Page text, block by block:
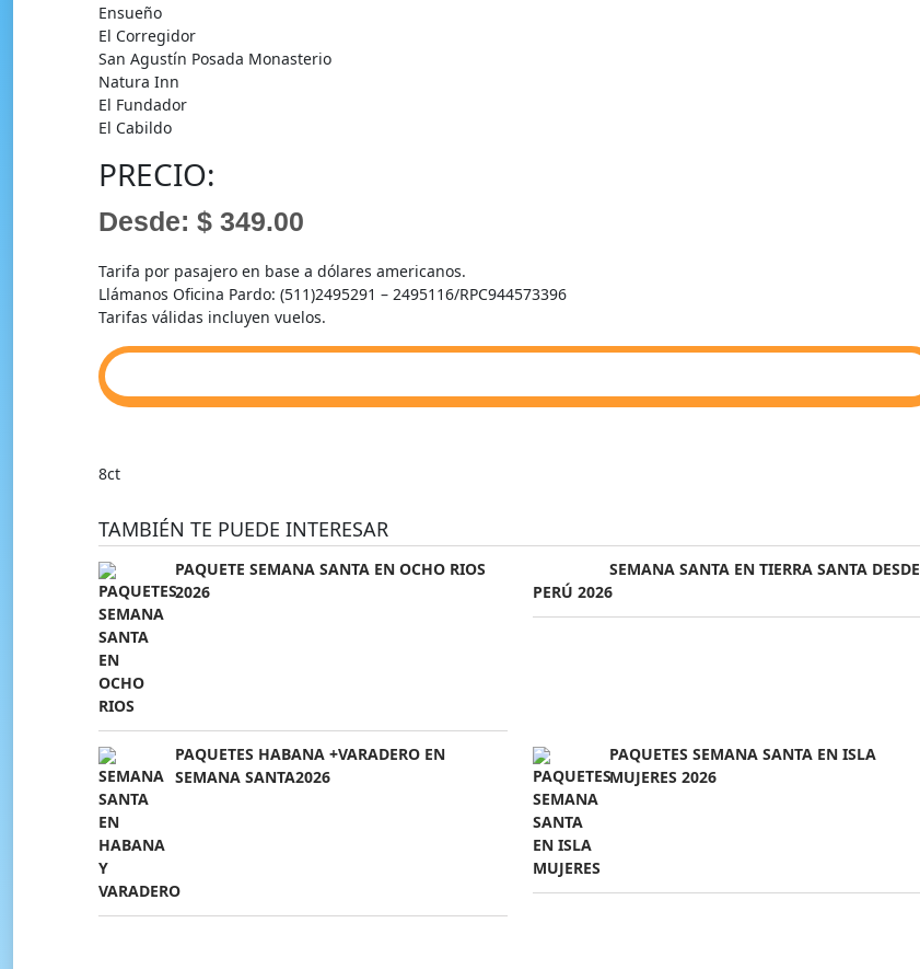
Ensueño
El Corregidor
San Agustín Posada Monasterio
Natura Inn
El Fundador
El Cabildo
PRECIO:
Desde: $ 349.00
Tarifa por pasajero en base a dólares americanos.
Llámanos Oficina Pardo: (511)2495291 – 2495116/RPC944573396
Tarifas válidas incluyen vuelos.
8ct
TAMBIÉN TE PUEDE INTERESAR
PAQUETE SEMANA SANTA EN OCHO RIOS
2026
SEMANA SANTA EN TIERRA SANTA DESDE
PERÚ 2026
PAQUETES HABANA +VARADERO EN
SEMANA SANTA2026
PAQUETES SEMANA SANTA EN ISLA
MUJERES 2026